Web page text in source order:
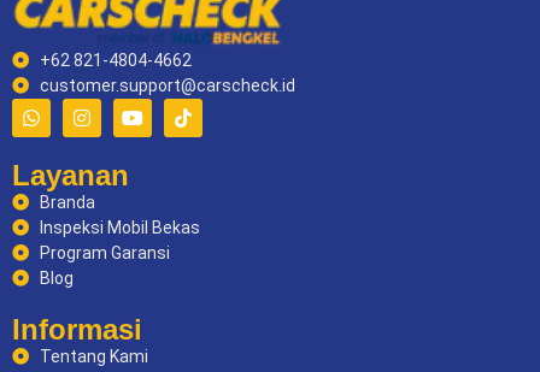
+62 821-4804-4662
customer.support@carscheck.id
Layanan
Branda
Inspeksi Mobil Bekas
Program Garansi
Blog
Informasi
Tentang Kami